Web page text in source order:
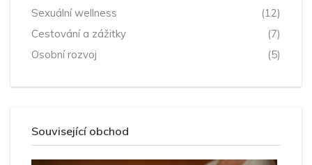
Sexuální wellness
(12)
Cestování a zážitky
(7)
Osobní rozvoj
(5)
Související obchod